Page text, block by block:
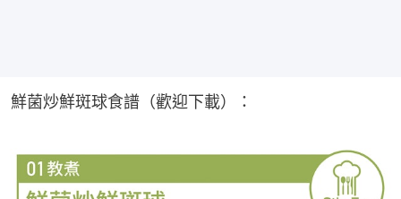
鮮菌炒鮮斑球食譜（歡迎下載）：